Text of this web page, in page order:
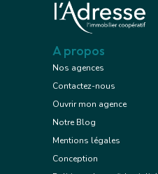
A propos
Nos agences
Contactez-nous
Ouvrir mon agence
Notre Blog
Mentions légales
Conception